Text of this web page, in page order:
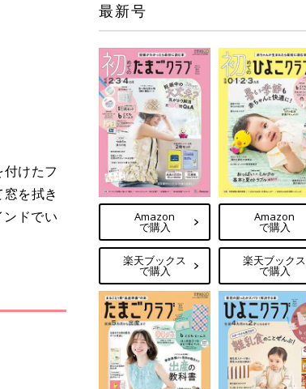
けたフ
を拭き
ドでい
最新号
Amazon
で購入
楽天ブックス
で購入
Amazon
で購入
楽天ブックス
で購入